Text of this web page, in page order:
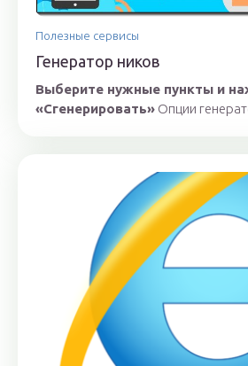
Полезные сервисы
Генератор ников
Выберите нужные пункты и
«Сгенерировать» Опции